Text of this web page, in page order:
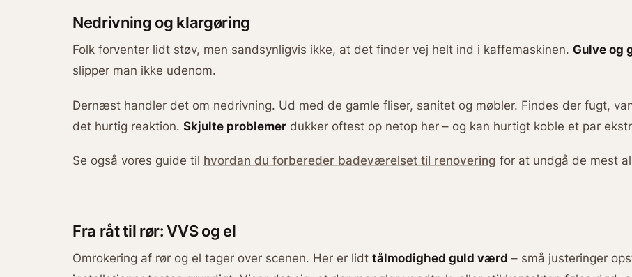
Nedrivning og klargøring
Folk forventer lidt støv, men sandsynligvis ikke, at det finder vej helt ind i kaffemaskinen. Gulve og
slipper man ikke udenom.
Dernæst handler det om nedrivning. Ud med de gamle fliser, sanitet og møbler. Findes der fugt,
det hurtig reaktion. Skjulte problemer dukker oftest op netop her – og kan hurtigt koble et par
Se også vores guide til hvordan du forbereder badeværelset til renovering for at undgå de mest
Fra råt til rør: VVS og el
Omrokering af rør og el tager over scenen. Her er lidt tålmodighed guld værd – små justeringer